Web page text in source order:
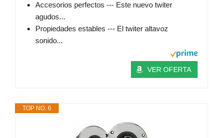
Accesorios perfectos --- Este nuevo twiter
agudos...
Propiedades estables --- El twiter altavoz
sonido...
VER OFERTA
TOP NO. 6